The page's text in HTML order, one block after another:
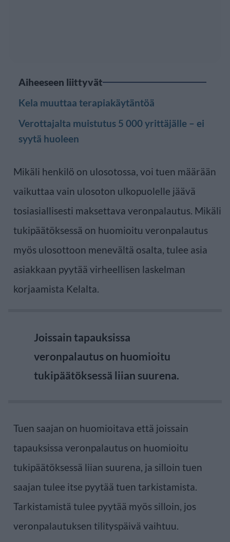
Aiheeseen liittyvät
Kela muuttaa terapiakäytäntöä
Verottajalta muistutus 5 000 yrittäjälle – ei
syytä huoleen
Mikäli henkilö on ulosotossa, voi tuen määrään
vaikuttaa vain ulosoton ulkopuolelle jäävä
tosiasiallisesti maksettava veronpalautus. Mikäli
tukipäätöksessä on huomioitu veronpalautus
myös ulosottoon menevältä osalta, tulee asia
asiakkaan pyytää virheellisen laskelman
korjaamista Kelalta.
Joissain tapauksissa
veronpalautus on huomioitu
tukipäätöksessä liian suurena.
Tuen saajan on huomioitava että joissain
tapauksissa veronpalautus on huomioitu
tukipäätöksessä liian suurena, ja silloin tuen
saajan tulee itse pyytää tuen tarkistamista.
Tarkistamistä tulee pyytää myös silloin, jos
veronpalautuksen tilityspäivä vaihtuu.